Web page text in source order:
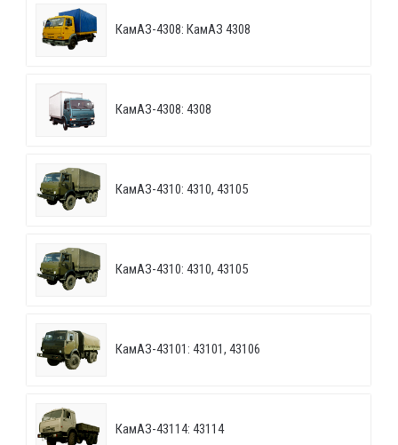
КамАЗ-4308: КамАЗ 4308
КамАЗ-4308: 4308
КамАЗ-4310: 4310, 43105
КамАЗ-4310: 4310, 43105
КамАЗ-43101: 43101, 43106
КамАЗ-43114: 43114